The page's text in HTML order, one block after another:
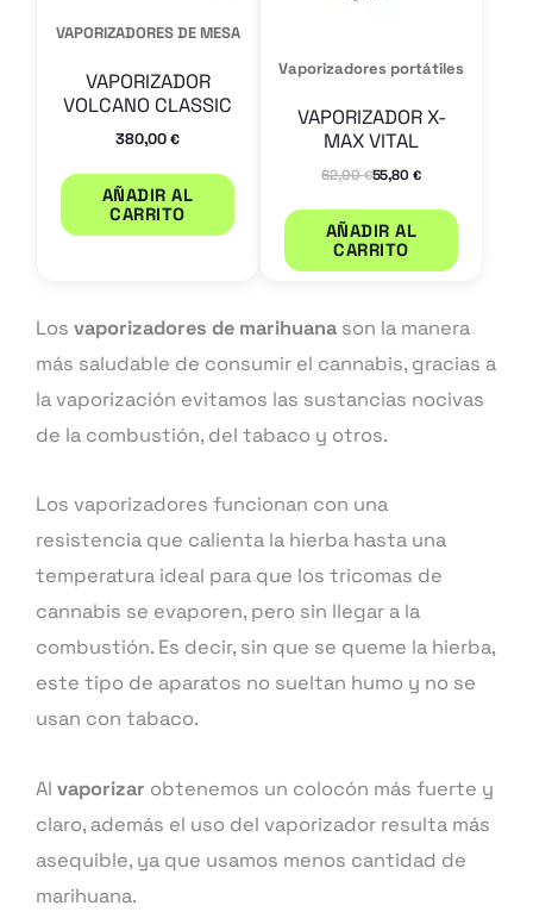
VAPORIZADORES DE MESA
VAPORIZADOR
VOLCANO CLASSIC
380,00€
AÑADIR AL
CARRITO
Vaporizadores portátiles
VAPORIZADOR X-
MAX VITAL
62,00€55,80 €
AÑADIR AL
CARRITO
Los vaporizadores de marihuana son la manera
más saludable de consumir el cannabis, gracias a
la vaporización evitamos las sustancias nocivas
de la combustión, del tabaco y otros.
Los vaporizadores funcionan con una
resistencia que calienta la hierba hasta una
temperatura ideal para que los tricomas de
cannabis se evaporen, pero sin llegar a la
combustión. Es decir, sin que se queme la hierba,
este tipo de aparatos no sueltan humo y no se
usan con tabaco.
Al vaporizar obtenemos un colocón más fuerte y
claro, además el uso del vaporizador resulta más
asequible, ya que usamos menos cantidad de
marihuana.